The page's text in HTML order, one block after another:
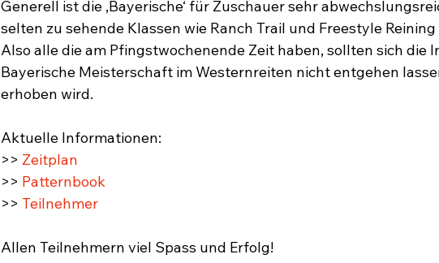
Generell ist die ‚Bayerische‘ für Zuschauer sehr
selten zu sehende Klassen wie Ranch Trail und Freestyle
Also alle die am Pfingstwochenende Zeit haben, sollten sich die
Bayerische Meisterschaft im Westernreiten nicht entgehen
erhoben wird.
Aktuelle Informationen:
>> Zeitplan
>> Patternbook
>> Teilnehmer
Allen Teilnehmern viel Spass und Erfolg!